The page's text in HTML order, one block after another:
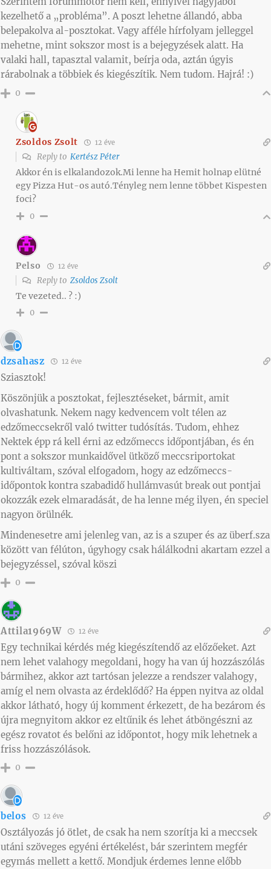
kezelhető a „probléma”. A poszt lehetne állandó, abba
belepakolva al-posztokat. Vagy afféle hírfolyam jelleggel
mehetne, mint sokszor most is a bejegyzések alatt. Ha
valaki hall, tapasztal valamit, beírja oda, aztán úgyis
rárabolnak a többiek és kiegészítik. Nem tudom. Hajrá! :)
0
Zsoldos Zsolt 12 éve
Reply to Kertész Péter
Akkor én is elkalandozok.Mi lenne ha Hemit holnap elütné
egy Pizza Hut-os autó.Tényleg nem lenne többet Kispesten
foci?
0
Pelso 12 éve
Reply to Zsoldos Zsolt
Te vezeted.. ? :)
0
dzsahasz 12 éve
Sziasztok!
Köszönjük a posztokat, fejlesztéseket, bármit, amit
olvashatunk. Nekem nagy kedvencem volt télen az
edzőmeccsekről való twitter tudósítás. Tudom, ehhez
Nektek épp rá kell érni az edzőmeccs időpontjában, és én
pont a sokszor munkaidővel ütköző meccsriportokat
kultiváltam, szóval elfogadom, hogy az edzőmeccs-
időpontok kontra szabadidő hullámvasút break out pontjai
okozzák ezek elmaradását, de ha lenne még ilyen, én speciel
nagyon örülnék.
Mindenesetre ami jelenleg van, az is a szuper és az überf.sza
között van félúton, úgyhogy csak hálálkodni akartam ezzel a
bejegyzéssel, szóval köszi
0
Attila1969W 12 éve
Egy technikai kérdés még kiegészítendő az előzőeket. Azt
nem lehet valahogy megoldani, hogy ha van új hozzászólás
bármihez, akkor azt tartósan jelezze a rendszer valahogy,
amíg el nem olvasta az érdeklődő? Ha éppen nyitva az oldal
akkor látható, hogy új komment érkezett, de ha bezárom és
újra megnyitom akkor ez eltűnik és lehet átböngészni az
egész rovatot és belőni az időpontot, hogy mik lehetnek a
friss hozzászólások.
0
belos 12 éve
Osztályozás jó ötlet, de csak ha nem szorítja ki a meccsek
utáni szöveges egyéni értékelést, bár szerintem megfér
egymás mellett a kettő. Mondjuk érdemes lenne előbb